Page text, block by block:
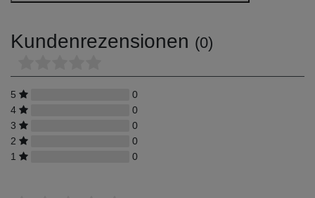
Kundenrezensionen (0)
5
0
4
0
3
0
2
0
1
0